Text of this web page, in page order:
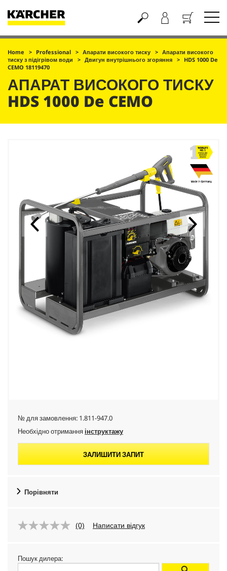
Кошик
Home Professional Апарати високого тиску
Апарати високого
тиску з підігрівом води
Двигун внутрішнього згоряння
HDS 1000 De
CEMO 18119470
АПАРАТ ВИСОКОГО ТИСКУ
HDS 1000 De CEMO
№ для замовлення: 1.811-947.0
Необхідно отримання інструктажу
ЗАЛИШИТИ ЗАПИТ
Порівняти
(0) Написати відгук
Пошук дилера: